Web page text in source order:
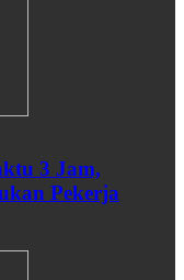
3 Jam,
Pekerja